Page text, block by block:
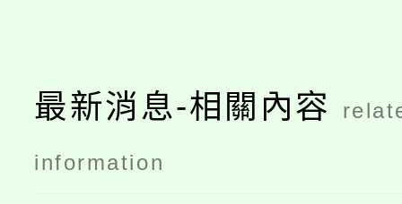
最新消息-相關內容
information